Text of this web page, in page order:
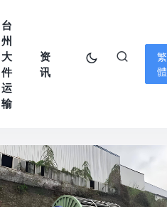
台
州
大
件
运
输
资
讯
繁
體